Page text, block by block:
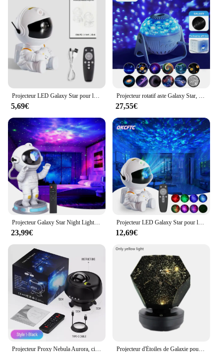
Projecteur LED Galaxy Star pour la décoration de la maison, veilleuse ciel étoilé, lampe d'astronome pour chambre à coucher, cadeaux décoratifs pour enfants
5,69€
Projecteur rotatif aste Galaxy Star, veilleuse ciel étoilé, veilleuses décoratives, cadeau pour enfants Shoautomated, 32 en 1
27,55€
Projecteur Galaxy Star Night Light, AstronsomLamp, Starry Sky, Home Room Decor, Bedroom Decorative, Shoautomated Gift, 2023
23,99€
Projecteur LED Galaxy Star pour la décoration de la maison, veilleuse ciel étoilé, lampe d'astronome pour chambre à coucher, cadeaux décoratifs pour enfants
12,69€
Projecteur Proxy Nebula Aurora, ciel étoilé, musique, galAct étoilée, veilleuse pour fête à la maison, cadeaux de chambre, nouveau document, 2024 Projecteur d'Étoiles de Galaxie pour Enfant, Lampe de Photographie, Ciel Étoilé, Veilleuse, Lumières LED, Décoration de Chambre, Télécommande